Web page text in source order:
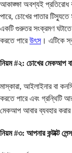
আকাঙ্ক্ষা অবশ্যই প্রতিরোধ
পারে, চোখের পাতার
একটি গুরুতর সংক্রমণ ঘটাতে
করতে পারেউৎস। এটিকে
নিয়ম #২: চোখের মেকআপ
মাস্কারা, আইলাইনার বা
করতে পারে এবং গ্রন্থিটি
মেকআপ আবার ব্যবহার
নিয়ম #৩: আপনার কন্টাক্ট